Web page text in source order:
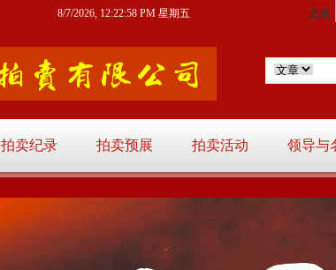
拍卖纪录 拍卖预展 拍卖活动 领导与
8/7/2026, 12:22:59 PM 星期五